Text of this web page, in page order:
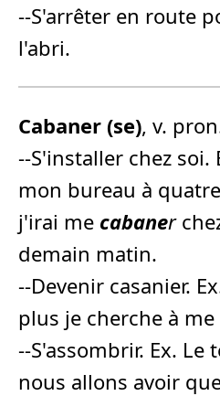
--S'arrêter en route
l'abri.
Cabaner (se), v.
--S'installer chez soi.
mon bureau à
j'irai me cabaner
demain matin.
--Devenir casanier.
plus je cherche à me
--S'assombrir. Ex. Le
nous allons avoir